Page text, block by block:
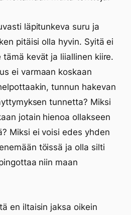
läpitunkeva suru ja
pitäisi olla hyvin. Syitä ei
kevät ja liiallinen kiire.
ei varmaan koskaan
tunnun hakevan
tunnetta? Miksi
jotain hienoa ollakseen
Miksi ei voisi edes yhden
töissä ja olla silti
niin maan
en iltaisin jaksa oikein